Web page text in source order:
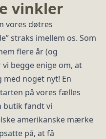
vinkler
vores døtres
straks imellem os. Som
flere år (og
begge enige om, at
noget nyt! En
på vores fælles
butik fandt vi
amerikanske mærke
på, at få